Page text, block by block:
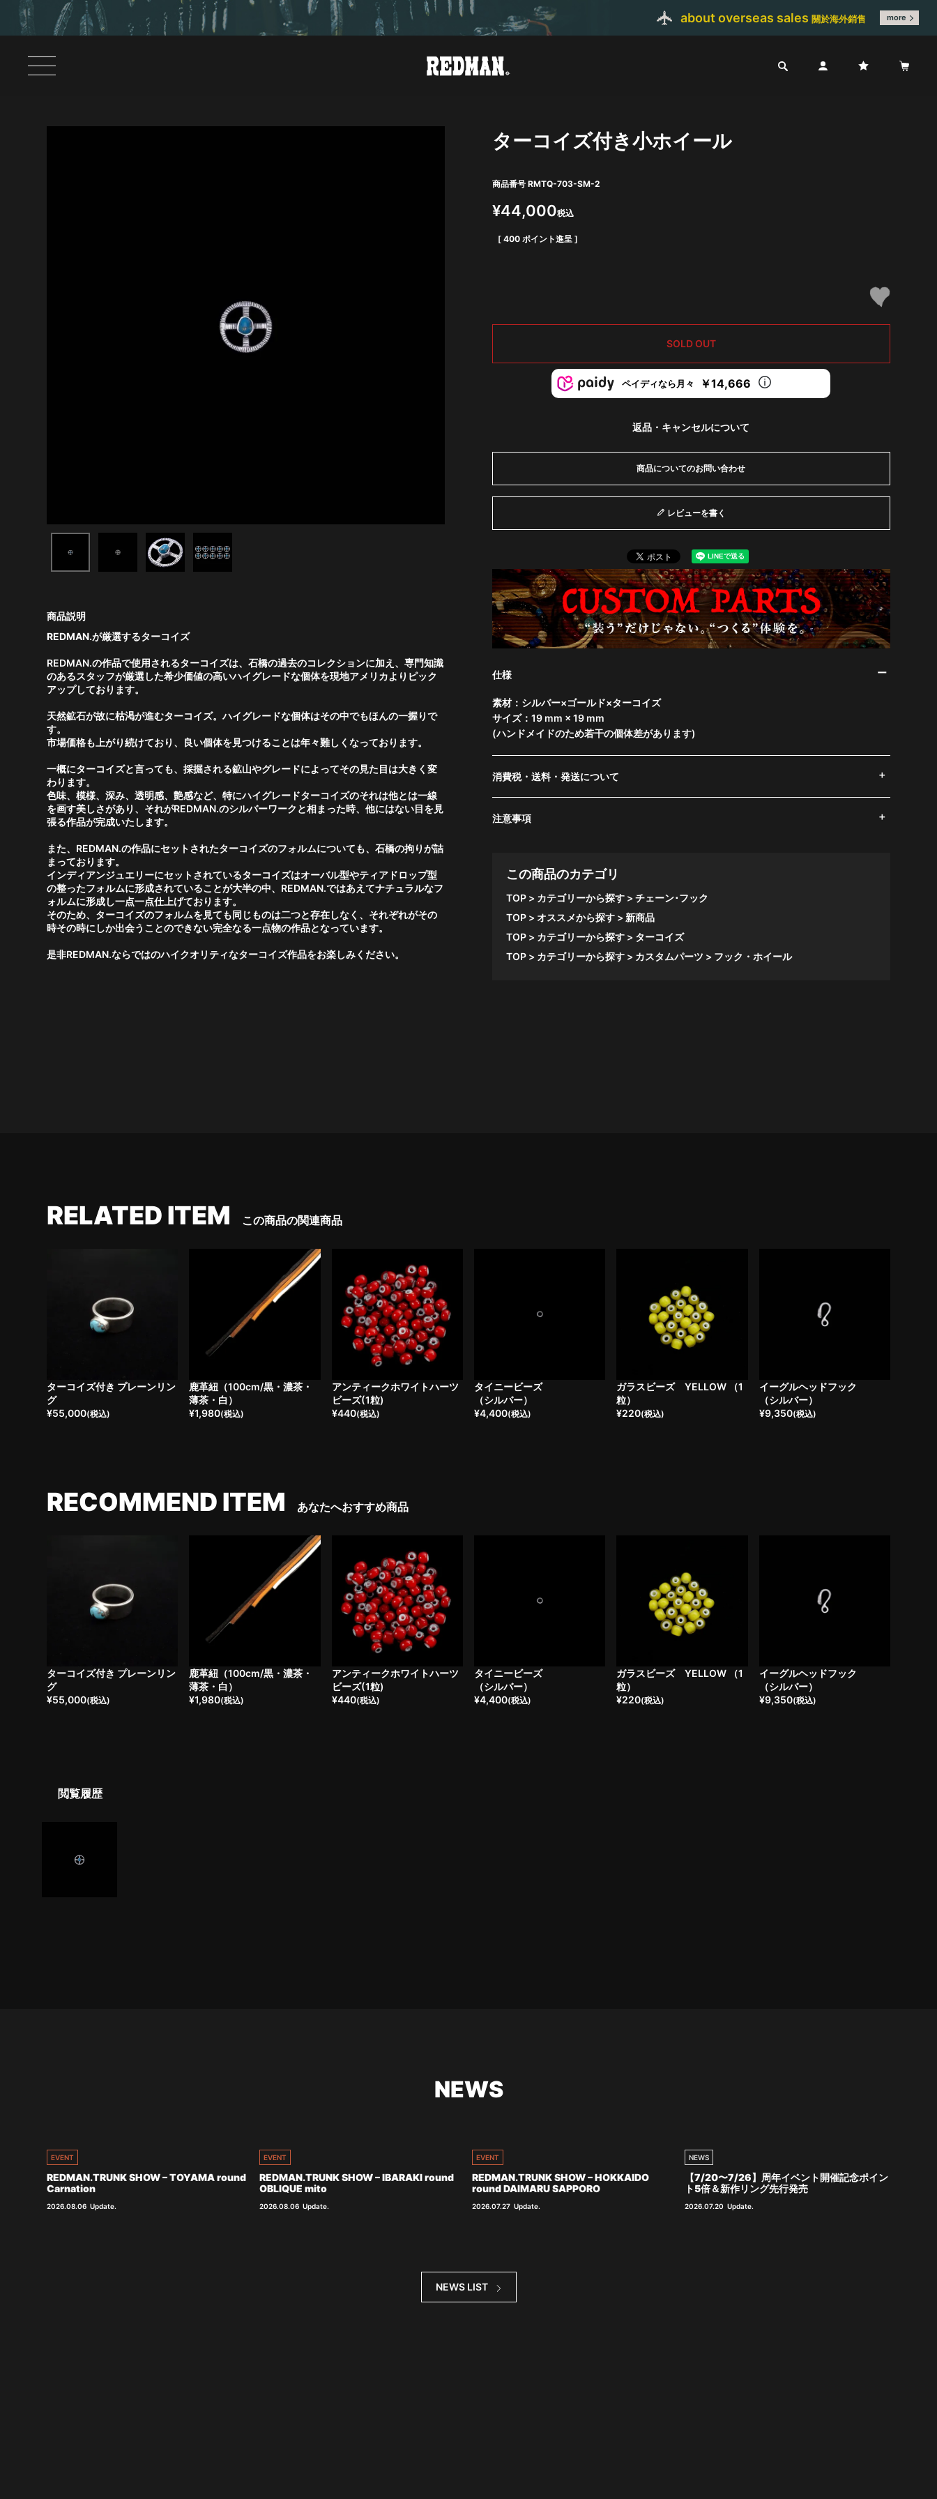
about overseas sales 關於海外銷售 more
REDMAN.が厳選するターコイズ
REDMAN.の作品で使用されるターコイズは、石橋の過去のコレクションに加え、専門知識
のあるスタッフが厳選した希少価値の高いハイグレードな個体を現地アメリカよりピック
アップしております。
天然鉱石が故に枯渇が進むターコイズ。ハイグレードな個体はその中でもほんの一握りで
す。
市場価格も上がり続けており、良い個体を見つけることは年々難しくなっております。
一概にターコイズと言っても、採掘される鉱山やグレードによってその見た目は大きく変
わります。
色味、模様、深み、透明感、艶感など、特にハイグレードターコイズのそれは他とは一線
を画す美しさがあり、それがREDMAN.のシルバーワークと相まった時、他にはない目を見
張る作品が完成いたします。
また、REDMAN.の作品にセットされたターコイズのフォルムについても、石橋の拘りが詰
まっております。
インディアンジュエリーにセットされているターコイズはオーバル型やティアドロップ型
の整ったフォルムに形成されていることが大半の中、REDMAN.ではあえてナチュラルなフ
ォルムに形成し一点一点仕上げております。
そのため、ターコイズのフォルムを見ても同じものは二つと存在しなく、それぞれがその
時その時にしか出会うことのできない完全なる一点物の作品となっています。
是非REDMAN.ならではのハイクオリティなターコイズ作品をお楽しみください。
ターコイズ付き小ホイール
商品番号 RMTQ-703-SM-2
¥44,000税込
[ 400 ポイント進呈 ]
SOLD OUT
ペイディなら月々 ￥14,666
返品・キャンセルについて
商品についてのお問い合わせ
レビューを書く
仕様
素材：シルバー×ゴールド×ターコイズ
サイズ：19 mm × 19 mm
(ハンドメイドのため若干の個体差があります)
消費税・送料・発送について
注意事項
この商品のカテゴリ
TOP カテゴリーから探す
チェーン･フック
TOP
オススメから探す
新商品
TOP
カテゴリーから探す
ターコイズ
TOP
カテゴリーから探す カスタムパーツ フック・ホイール
RELATED ITEM この商品の関連商品
ターコイズ付き プレーンリン
グ
¥55,000(税込)
鹿革紐（100cm/黒・濃茶・
薄茶・白）
¥1,980(税込)
アンティークホワイトハーツ
ビーズ(1粒)
¥440(税込)
タイニービーズ
（シルバー）
¥4,400(税込)
ガラスビーズ YELLOW （1
粒）
¥220(税込)
イーグルヘッドフック
（シルバー）
¥9,350(税込)
RECOMMEND ITEM あなたへおすすめ商品
ターコイズ付き プレーンリン
グ
¥55,000(税込)
鹿革紐（100cm/黒・濃茶・
薄茶・白）
¥1,980(税込)
アンティークホワイトハーツ
ビーズ(1粒)
¥440(税込)
タイニービーズ
（シルバー）
¥4,400(税込)
ガラスビーズ YELLOW （1
粒）
¥220(税込)
イーグルヘッドフック
（シルバー）
¥9,350(税込)
閲覧履歴
NEWS
EVENT
REDMAN.TRUNK SHOW – TOYAMA round
Carnation
2026.08.06 Update.
EVENT
REDMAN.TRUNK SHOW – IBARAKI round
OBLIQUE mito
2026.08.06 Update.
EVENT
REDMAN.TRUNK SHOW – HOKKAIDO
round DAIMARU SAPPORO
2026.07.27 Update.
NEWS
【7/20〜7/26】周年イベント開催記念ポイン
ト5倍＆新作リング先行発売
2026.07.20 Update.
NEWS LIST